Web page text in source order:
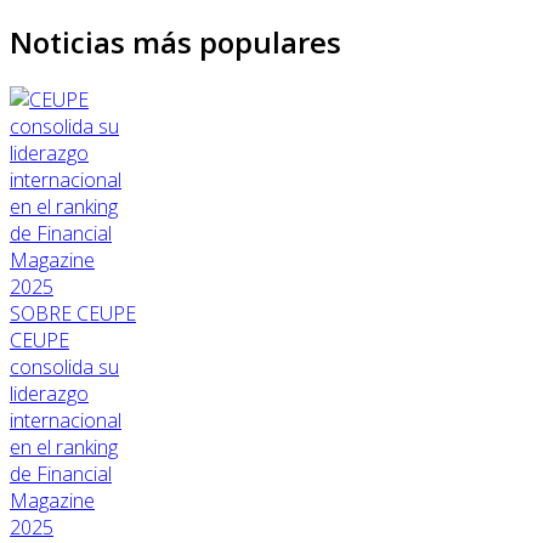
Noticias más populares
SOBRE CEUPE
CEUPE
consolida su
liderazgo
internacional
en el ranking
de Financial
Magazine
2025